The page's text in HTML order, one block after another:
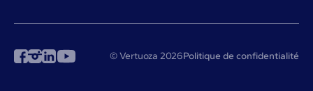
© Vertuoza 2026Politique de confidentialité